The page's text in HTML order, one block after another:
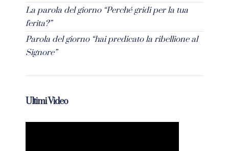
La parola del giorno “Perché gridi per la tua
ferita?”
Parola del giorno “hai predicato la ribellione al
Signore”
Ultimi Video